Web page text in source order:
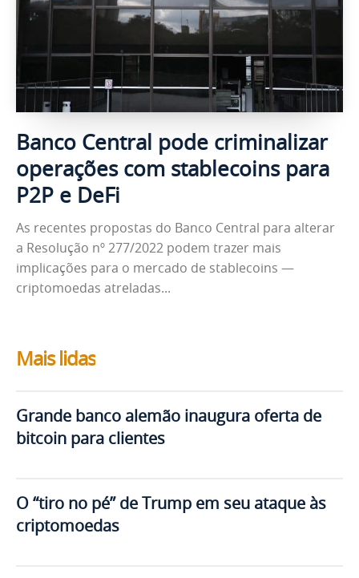
Banco Central pode criminalizar
operações com stablecoins para
P2P e DeFi
As recentes propostas do Banco Central para alterar
a Resolução nº 277/2022 podem trazer mais
implicações para o mercado de stablecoins —
criptomoedas atreladas...
Mais lidas
Grande banco alemão inaugura oferta de
bitcoin para clientes
O “tiro no pé” de Trump em seu ataque às
criptomoedas